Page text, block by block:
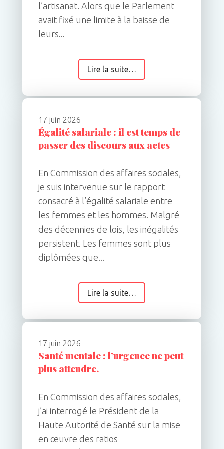
l’artisanat. Alors que le Parlement
avait fixé une limite à la baisse de
leurs...
Lire la suite…
17 juin 2026
Égalité salariale : il est temps de
passer des discours aux actes
En Commission des affaires sociales,
je suis intervenue sur le rapport
consacré à l’égalité salariale entre
les femmes et les hommes. Malgré
des décennies de lois, les inégalités
persistent. Les femmes sont plus
diplômées que...
Lire la suite…
17 juin 2026
Santé mentale : l’urgence ne peut
plus attendre.
En Commission des affaires sociales,
j’ai interrogé le Président de la
Haute Autorité de Santé sur la mise
en œuvre des ratios